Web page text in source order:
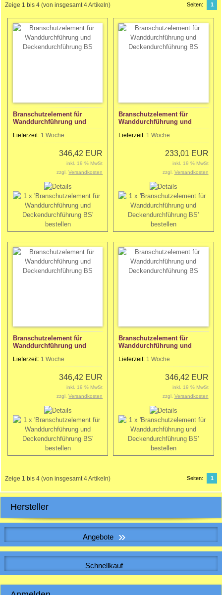
Zeige 1 bis 4 (von insgesamt4Artikeln) Seiten: 1
Branschutzelement für
Wanddurchführung und
Deckendurchführung BS
Lieferzeit: 1 Woche
346,42 EUR
inkl. 19 % MwSt
zzgl.Versandkosten
Branschutzelement für
Wanddurchführung und
Deckendurchführung BS
Lieferzeit: 1 Woche
233,01 EUR
inkl. 19 % MwSt
zzgl. Versandkosten
Branschutzelement für
Wanddurchführung und
Deckendurchführung BS
Lieferzeit: 1 Woche
346,42 EUR
inkl. 19 % MwSt
zzgl.Versandkosten
Branschutzelement für
Wanddurchführung und
Deckendurchführung BS
Lieferzeit: 1 Woche
346,42 EUR
inkl. 19 % MwSt
zzgl. Versandkosten
Zeige 1 bis 4 (von insgesamt4Artikeln) Seiten: 1
Hersteller
Angebote »
WICKELFALZROHR , Lüftungsrohr DN 125
Schnellkauf